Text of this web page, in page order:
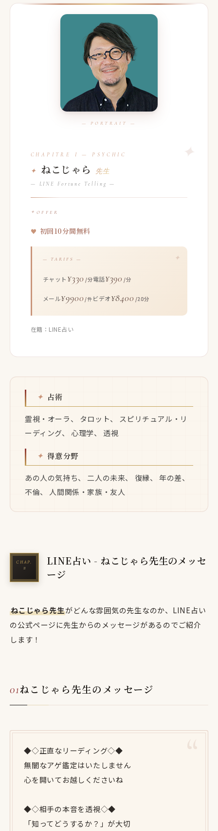
ねこじゃら 先生
— LINE Fortune Telling —
OFFER
初回10分間無料
— TARIFS —
チャット ¥330 /分電話¥390 /分
メール¥9900 /件 ビデオ¥8400 /20分
在籍：LINE占い
占術
霊視・オーラ、 タロット、 スピリチュアル・リ
ーディング、 心理学、 透視
得意分野
あの人の気持ち、 二人の未来、 復縁、 年の差、
不倫、 人間関係・家族・友人
LINE占い - ねこじゃら先生のメッセ
ージ
ねこじゃら先生がどんな雰囲気の先生なのか、LINE占い
の公式ページに先生からのメッセージがあるのでご紹介
します！
ねこじゃら先生のメッセージ
◆◇正直なリーディング◇◆
無闇なアゲ鑑定はいたしません
心を開いてお越しくださいね
◆◇相手の本音を透視◇◆
「知ってどうするか？」が大切